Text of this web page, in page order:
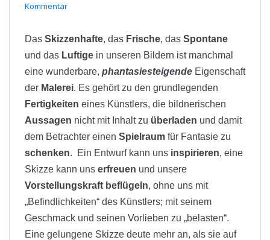
Kommentar
Das Skizzenhafte, das Frische, das Spontane
und das Luftige in unseren Bildern ist manchmal
eine wunderbare, phantasiesteigende Eigenschaft
der Malerei. Es gehört zu den grundlegenden
Fertigkeiten eines Künstlers, die bildnerischen
Aussagen nicht mit Inhalt zu überladen und damit
dem Betrachter einen Spielraum für Fantasie zu
schenken. Ein Entwurf kann uns inspirieren, eine
Skizze kann uns erfreuen und unsere
Vorstellungskraft beflügeln, ohne uns mit
„Befindlichkeiten“ des Künstlers; mit seinem
Geschmack und seinen Vorlieben zu „belasten“.
Eine gelungene Skizze deute mehr an, als sie auf